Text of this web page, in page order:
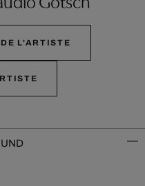
L'ARTISTE